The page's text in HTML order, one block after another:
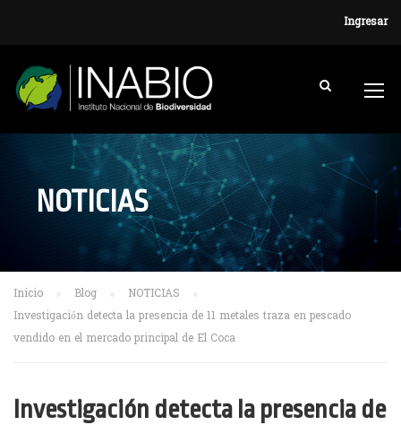
Ingresar
NOTICIAS
Inicio Blog
NOTICIAS
Investigación detecta la presencia de 11 metales traza en pescado
vendido en el mercado principal de El Coca
Investigación detecta la presencia de